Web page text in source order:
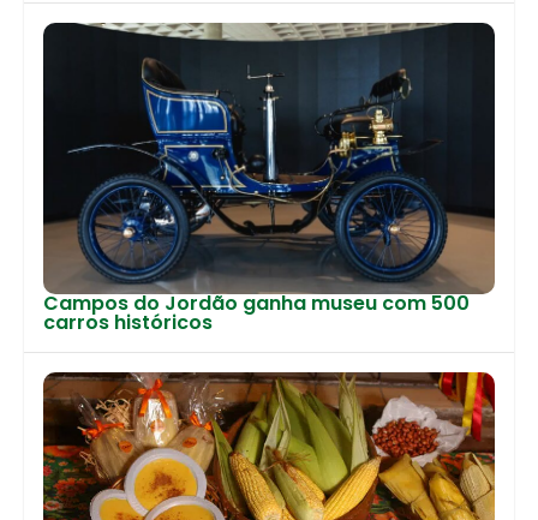
Campos do Jordão ganha museu com 500
carros históricos